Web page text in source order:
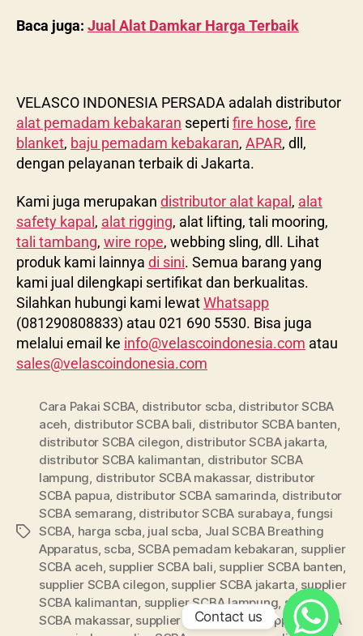
Baca juga: Jual Alat Damkar Harga Terbaik
VELASCO INDONESIA PERSADA adalah distributor
alat pemadam kebakaran seperti fire hose, fire
blanket, baju pemadam kebakaran, APAR, dll,
dengan pelayanan terbaik di Jakarta.
Kami juga merupakan distributor alat kapal , alat
safety kapal , alat rigging, alat lifting, tali mooring,
tali tambang, wire rope, webbing sling, dll. Lihat
produk kami lainnya di sini. Semua barang yang
kami jual dilengkapi sertifikat dan berkualitas.
Silahkan hubungi kami lewatWhatsapp
(081290808833) atau 021 690 5530. Bisa juga
melalui email ke info@velascoindonesia.com atau
sales@velascoindonesia.com
Cara Pakai SCBA, distributor scba, distributor SCBA
aceh, distributor SCBA bali, distributor SCBA banten,
distributor SCBA cilegon, distributor SCBA jakarta,
distributor SCBA kalimantan, distributor SCBA
lampung, distributor SCBA makassar, distributor
SCBA papua, distributor SCBA samarinda, distributor
SCBA semarang, distributor SCBA surabaya,fungsi
SCBA, harga scba, jual scba, Jual SCBA Breathing
Apparatus, scba, SCBA pemadam kebakaran, supplier
SCBA aceh, supplier SCBA bali, supplier SCBA banten,
supplier SCBA cilegon, supplier SCBA jakarta, supplier
SCBA kalimantan, supplier SCBA lampung, supplier
SCBA makassar, supplier SCBA papua,supplier SCBA
Contact us